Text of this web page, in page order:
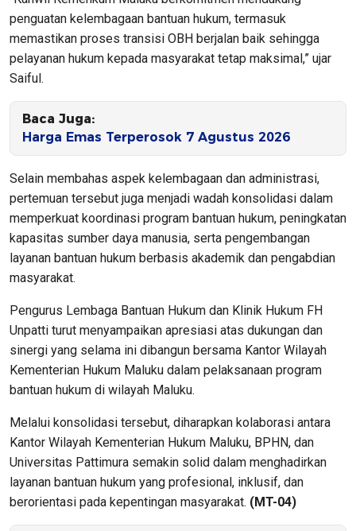
penguatan kelembagaan bantuan hukum, termasuk
memastikan proses transisi OBH berjalan baik sehingga
pelayanan hukum kepada masyarakat tetap maksimal,” ujar
Saiful.
Baca Juga:
Harga Emas Terperosok 7 Agustus 2026
Selain membahas aspek kelembagaan dan administrasi,
pertemuan tersebut juga menjadi wadah konsolidasi dalam
memperkuat koordinasi program bantuan hukum, peningkatan
kapasitas sumber daya manusia, serta pengembangan
layanan bantuan hukum berbasis akademik dan pengabdian
masyarakat.
Pengurus Lembaga Bantuan Hukum dan Klinik Hukum FH
Unpatti turut menyampaikan apresiasi atas dukungan dan
sinergi yang selama ini dibangun bersama Kantor Wilayah
Kementerian Hukum Maluku dalam pelaksanaan program
bantuan hukum di wilayah Maluku.
Melalui konsolidasi tersebut, diharapkan kolaborasi antara
Kantor Wilayah Kementerian Hukum Maluku, BPHN, dan
Universitas Pattimura semakin solid dalam menghadirkan
layanan bantuan hukum yang profesional, inklusif, dan
berorientasi pada kepentingan masyarakat. (MT-04)